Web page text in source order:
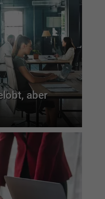
aber